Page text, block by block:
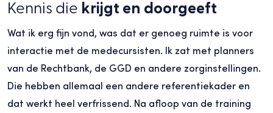
Kennis die krijgt en doorgeeft
Wat ik erg fijn vond, was dat er genoeg ruimte is voor
interactie met de medecursisten. Ik zat met planners
van de Rechtbank, de GGD en andere zorginstellingen.
Die hebben allemaal een andere referentiekader en
dat werkt heel verfrissend. Na afloop van de training